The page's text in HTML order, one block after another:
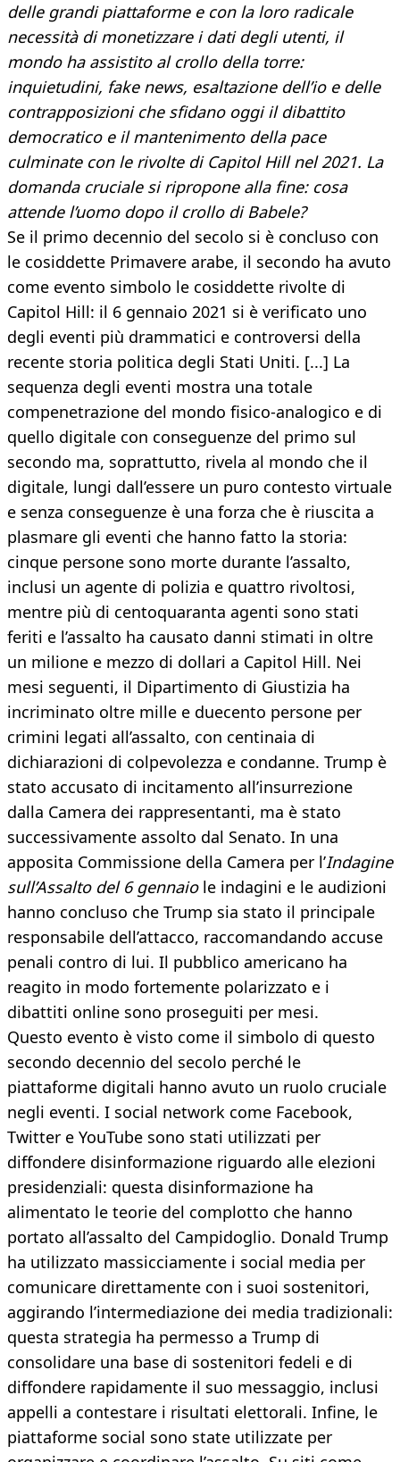
delle grandi piattaforme e con la loro radicale
necessità di monetizzare i dati degli utenti, il
mondo ha assistito al crollo della torre:
inquietudini, fake news, esaltazione dell’io e delle
contrapposizioni che sfidano oggi il dibattito
democratico e il mantenimento della pace
culminate con le rivolte di Capitol Hill nel 2021. La
domanda cruciale si ripropone alla fine: cosa
attende l’uomo dopo il crollo di Babele?
Se il primo decennio del secolo si è concluso con
le cosiddette Primavere arabe, il secondo ha avuto
come evento simbolo le cosiddette rivolte di
Capitol Hill: il 6 gennaio 2021 si è verificato uno
degli eventi più drammatici e controversi della
recente storia politica degli Stati Uniti. [...] La
sequenza degli eventi mostra una totale
compenetrazione del mondo fisico-analogico e di
quello digitale con conseguenze del primo sul
secondo ma, soprattutto, rivela al mondo che il
digitale, lungi dall’essere un puro contesto virtuale
e senza conseguenze è una forza che è riuscita a
plasmare gli eventi che hanno fatto la storia:
cinque persone sono morte durante l’assalto,
inclusi un agente di polizia e quattro rivoltosi,
mentre più di centoquaranta agenti sono stati
feriti e l’assalto ha causato danni stimati in oltre
un milione e mezzo di dollari a Capitol Hill. Nei
mesi seguenti, il Dipartimento di Giustizia ha
incriminato oltre mille e duecento persone per
crimini legati all’assalto, con centinaia di
dichiarazioni di colpevolezza e condanne. Trump è
stato accusato di incitamento all’insurrezione
dalla Camera dei rappresentanti, ma è stato
successivamente assolto dal Senato. In una
apposita Commissione della Camera per l’Indagine
sull’Assalto del 6 gennaiole indagini e le audizioni
hanno concluso che Trump sia stato il principale
responsabile dell’attacco, raccomandando accuse
penali contro di lui. Il pubblico americano ha
reagito in modo fortemente polarizzato e i
dibattiti online sono proseguiti per mesi.
Questo evento è visto come il simbolo di questo
secondo decennio del secolo perché le
piattaforme digitali hanno avuto un ruolo cruciale
negli eventi. I social network come Facebook,
Twitter e YouTube sono stati utilizzati per
diffondere disinformazione riguardo alle elezioni
presidenziali: questa disinformazione ha
alimentato le teorie del complotto che hanno
portato all’assalto del Campidoglio. Donald Trump
ha utilizzato massicciamente i social media per
comunicare direttamente con i suoi sostenitori,
aggirando l’intermediazione dei media tradizionali:
questa strategia ha permesso a Trump di
consolidare una base di sostenitori fedeli e di
diffondere rapidamente il suo messaggio, inclusi
appelli a contestare i risultati elettorali. Infine, le
piattaforme social sono state utilizzate per